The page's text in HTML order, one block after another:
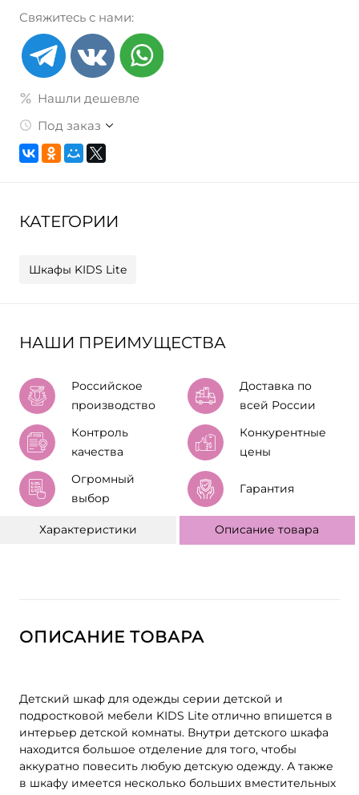
Свяжитесь с нами:
Нашли дешевле
Под заказ
КАТЕГОРИИ
Шкафы KIDS Lite
НАШИ ПРЕИМУЩЕСТВА
Российское
производство
Доставка по
всей России
Контроль
качества
Конкурентные
цены
Огромный
выбор
Гарантия
Характеристики Описание товара
ОПИСАНИЕ ТОВАРА
Детский шкаф для одежды серии детской и
подростковой мебели KIDS Lite отлично впишется в
интерьер детской комнаты. Внутри детского шкафа
находится большое отделение для того, чтобы
аккуратно повесить любую детскую одежду. А также
в шкафу имеется несколько больших вместительных